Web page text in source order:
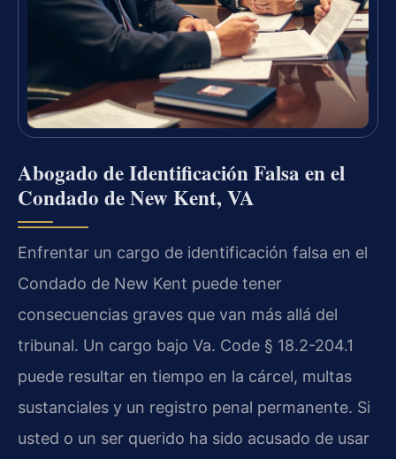
Abogado de Identificación Falsa en el
Condado de New Kent, VA
Enfrentar un cargo de identificación falsa en el
Condado de New Kent puede tener
consecuencias graves que van más allá del
tribunal. Un cargo bajo Va. Code § 18.2-204.1
puede resultar en tiempo en la cárcel, multas
sustanciales y un registro penal permanente. Si
usted o un ser querido ha sido acusado de usar